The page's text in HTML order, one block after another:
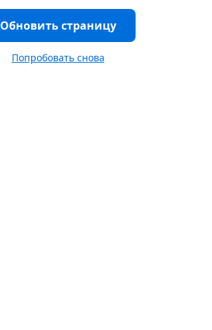
Обновить страницу
Попробовать снова